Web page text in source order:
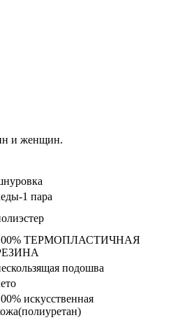
и женщин.
1 пара
ТЕРМОПЛАСТИЧНАЯ
подошва
искусственная